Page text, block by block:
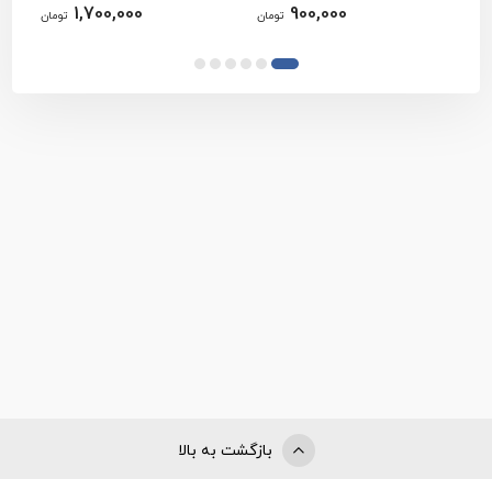
900,000 تومان 1,700,000 تومان
بازگشت به بالا